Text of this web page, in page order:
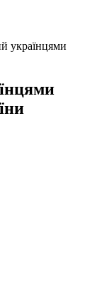
українцями